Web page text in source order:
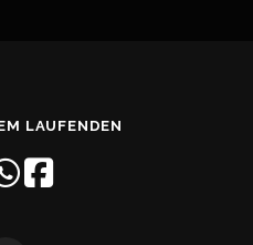
LAUFENDEN